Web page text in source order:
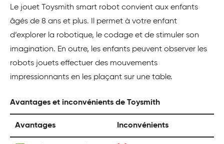
Le jouet Toysmith smart robot convient aux enfants
âgés de 8 ans et plus. Il permet à votre enfant
d’explorer la robotique, le codage et de stimuler son
imagination. En outre, les enfants peuvent observer les
robots jouets effectuer des mouvements
impressionnants en les plaçant sur une table.
Avantages et inconvénients de Toysmith
Avantages Inconvénients